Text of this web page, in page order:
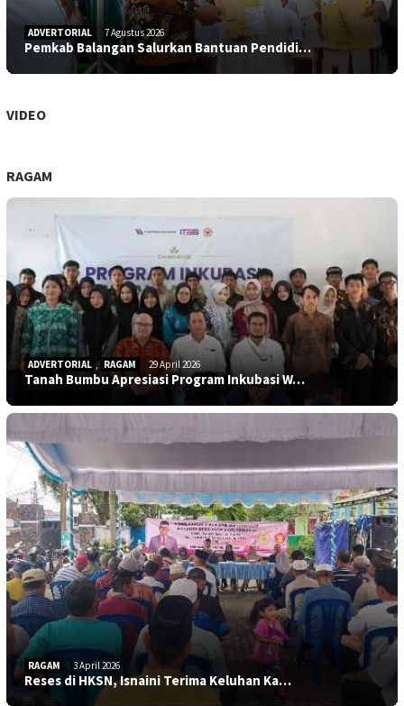
ADVERTORIAL 7 Agustus 2026
Pemkab Balangan Salurkan Bantuan Pendidi…
VIDEO
RAGAM
ADVERTORIAL , RAGAM 29 April 2026
Tanah Bumbu Apresiasi Program Inkubasi W…
RAGAM 3 April 2026
Reses di HKSN, Isnaini Terima Keluhan Ka…